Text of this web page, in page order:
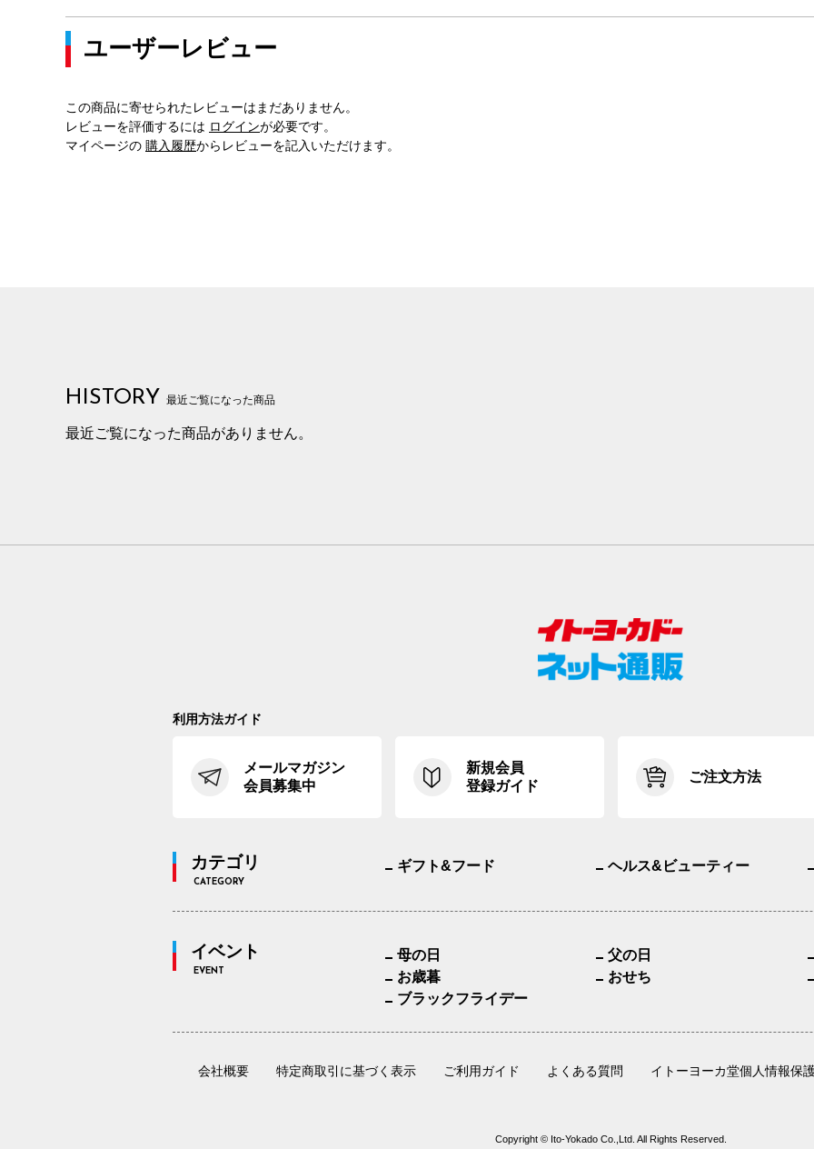
ユーザーレビュー
この商品に寄せられたレビューはまだありません。
レビューを評価するには ログインが必要です。
マイページの 購入履歴からレビューを記入いただけます。
HISTORY 最近ご覧になった商品
最近ご覧になった商品がありません。
利用方法ガイド
メールマガジン
会員募集中
新規会員
登録ガイド
ご注文方法
カテゴリ
CATEGORY
ギフト&フード ヘルス&ビューティー
イベント
EVENT
母の日 父の日
お歳暮
おせち
ブラックフライデー
会社概要 特定商取引に基づく表示 ご利用ガイド よくある質問 イトーヨーカ堂個人情報保
Copyright © Ito-Yokado Co.,Ltd. All Rights Reserved.